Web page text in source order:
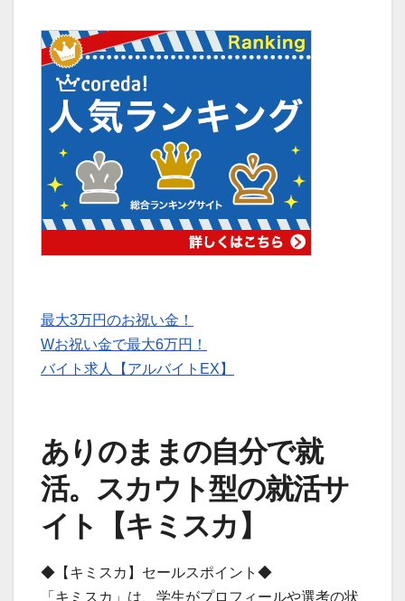
最大3万円のお祝い金！
Wお祝い金で最大6万円！
バイト求人【アルバイトEX】
ありのままの自分で就
活。スカウト型の就活サ
イト【キミスカ】
◆【キミスカ】セールスポイント◆
「キミスカ」は、学生がプロフィールや選考の状